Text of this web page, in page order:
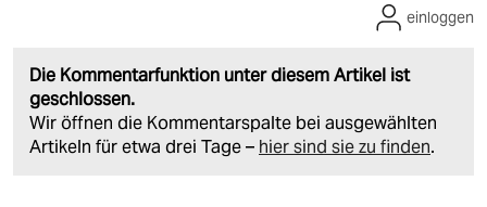
Die Kommentarfunktion unter diesem Artikel ist
geschlossen.
Wir öffnen die Kommentarspalte bei ausgewählten
Artikeln für etwa drei Tage – hier sind sie zu finden.
einloggen